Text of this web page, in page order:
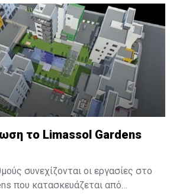
το Limassol Gardens
συνεχίζονται οι εργασίες στο
που κατασκευάζεται από